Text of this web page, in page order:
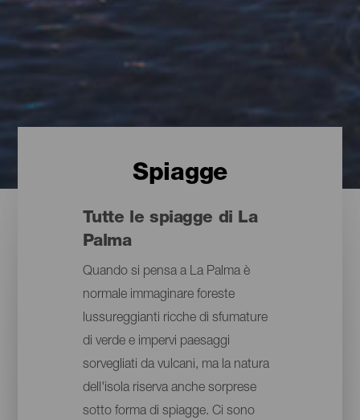
Spiagge
Tutte le spiagge di La
Palma
Quando si pensa a La Palma è
normale immaginare foreste
lussureggianti ricche di sfumature
di verde e impervi paesaggi
sorvegliati da vulcani, ma la natura
dell'isola riserva anche sorprese
sotto forma di spiagge. Ci sono